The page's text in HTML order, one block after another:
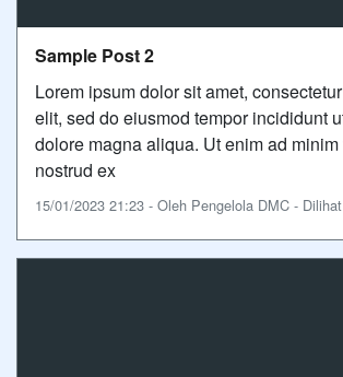
Sample Post 2
Lorem ipsum dolor sit amet,
elit, sed do eiusmod tempor incididunt
dolore magna aliqua. Ut enim ad
nostrud ex
15/01/2023 21:23 - Oleh Pengelola DMC -